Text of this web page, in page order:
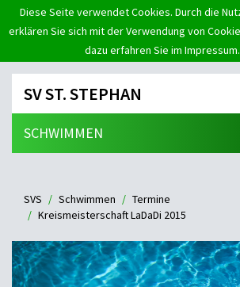
Diese Seite verwendet Cookies. Durch die
erklären Sie sich mit der Verwendung von
dazu erfahren Sie im Impressum.
SV ST. STEPHAN
SCHWIMMEN
SVS Schwimmen
Termine
Kreismeisterschaft LaDaDi 2015